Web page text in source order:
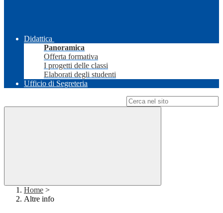
Didattica
Panoramica
Offerta formativa
I progetti delle classi
Elaborati degli studenti
Ufficio di Segreteria
Home >
Altre info